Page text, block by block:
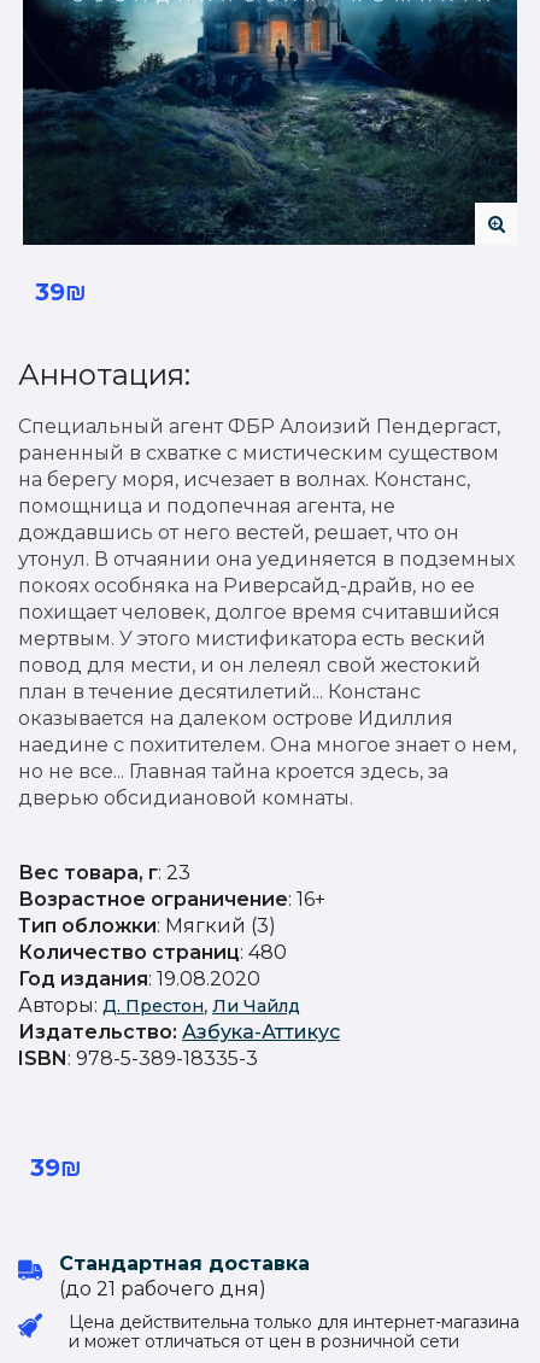
39₪
Аннотация:
Специальный агент ФБР Алоизий Пендергаст,
раненный в схватке с мистическим существом
на берегу моря, исчезает в волнах. Констанс,
помощница и подопечная агента, не
дождавшись от него вестей, решает, что он
утонул. В отчаянии она уединяется в подземных
покоях особняка на Риверсайд-драйв, но ее
похищает человек, долгое время считавшийся
мертвым. У этого мистификатора есть веский
повод для мести, и он лелеял свой жестокий
план в течение десятилетий... Констанс
оказывается на далеком острове Идиллия
наедине с похитителем. Она многое знает о нем,
но не все... Главная тайна кроется здесь, за
дверью обсидиановой комнаты.
Вес товара, г: 23
Возрастное ограничение: 16+
Тип обложки: Мягкий (3)
Количество страниц: 480
Год издания: 19.08.2020
Авторы: Д. Престон, Ли Чайлд
Издательство: Азбука-Аттикус
ISBN: 978-5-389-18335-3
39₪
Стандартная доставка
(до 21 рабочего дня)
Цена действительна только для интернет-магазина
и может отличаться от цен в розничной сети